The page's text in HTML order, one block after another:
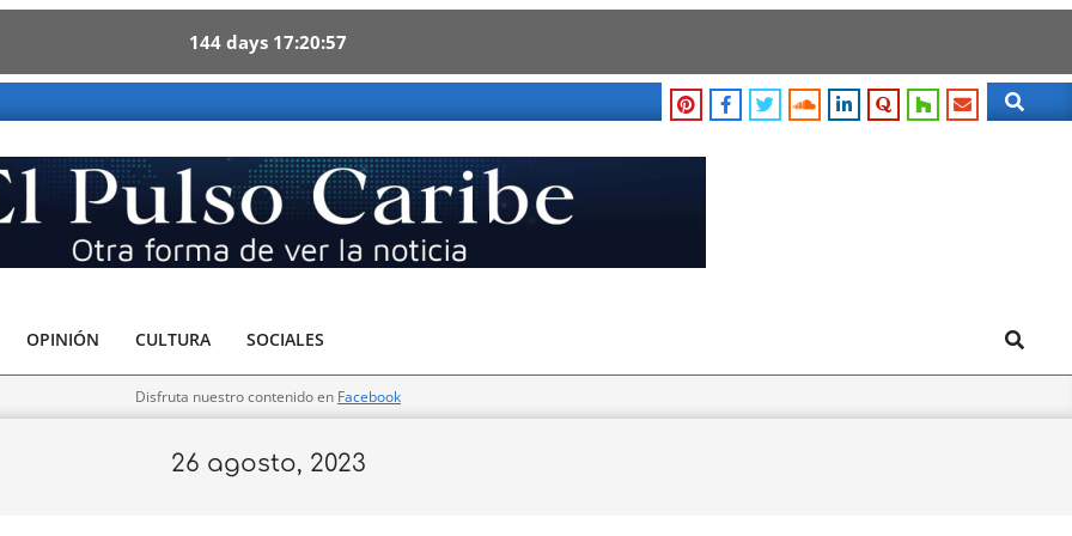
144 days 17 20 56
Search
OPINIÓN CULTURA SOCIALES Search
Disfruta nuestro contenido en Facebook
26 agosto, 2023